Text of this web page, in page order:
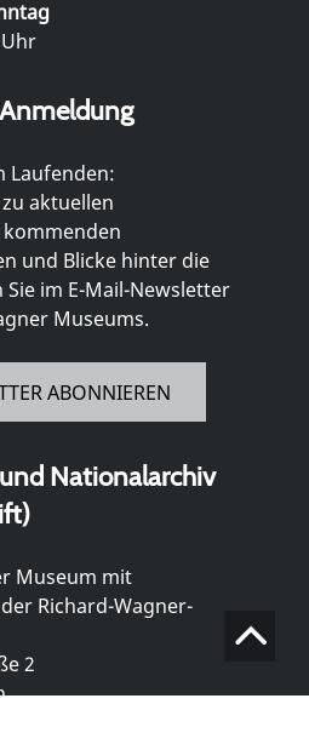
Laufenden:
aktuellen
und Blicke hinter die
Sie im E-Mail-Newsletter
Museums.
ABONNIEREN
Nationalarchiv
Museum mit
Richard-Wagner-
2